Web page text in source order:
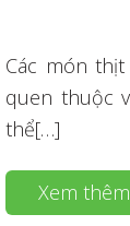
Các món
quen thuộc
thể[…]
Xem thêm